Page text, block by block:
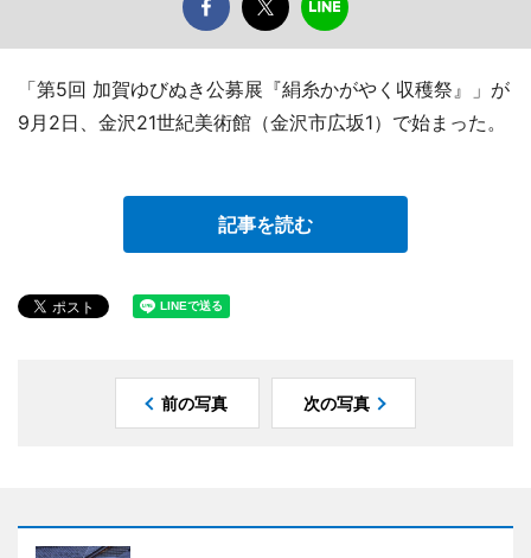
「第5回 加賀ゆびぬき公募展『絹糸かがやく収穫祭』」が
9月2日、金沢21世紀美術館（金沢市広坂1）で始まった。
記事を読む
前の写真 次の写真